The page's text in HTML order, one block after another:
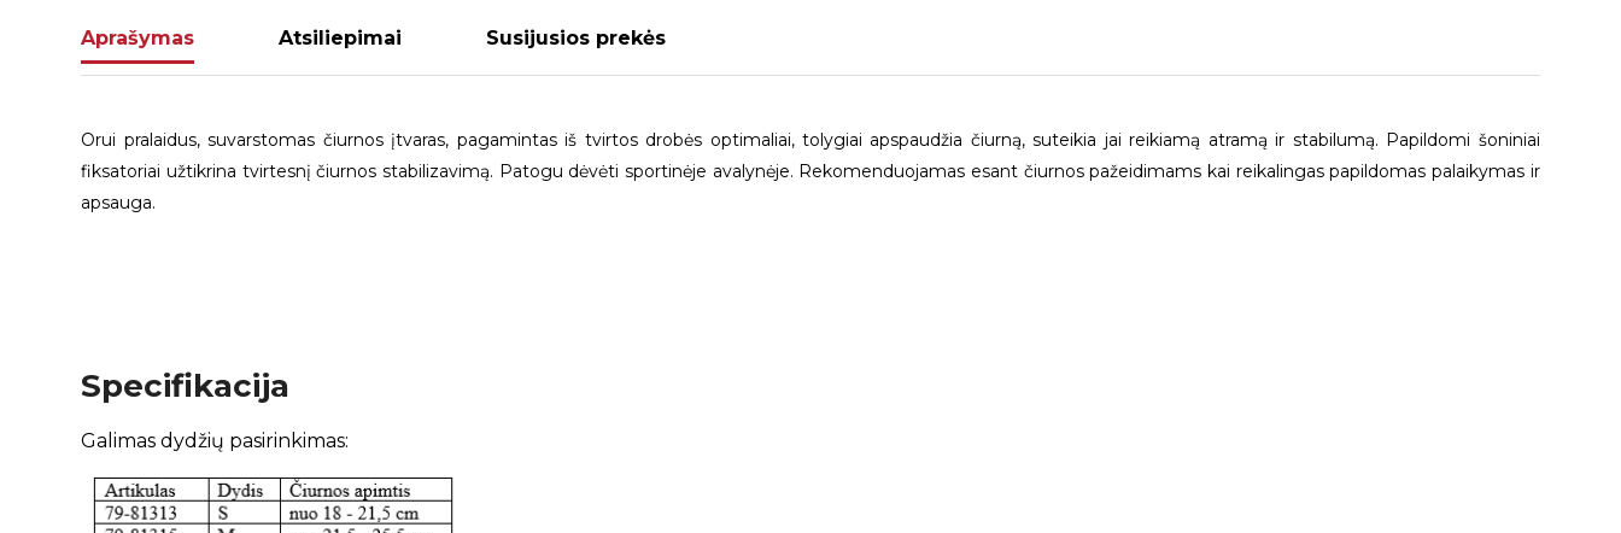
Aprašymas Atsiliepimai Susijusios prekės
Orui pralaidus, suvarstomas čiurnos įtvaras, pagamintas iš tvirtos drobės optimaliai, tolygiai apspaudžia čiurną, suteikia jai reikiamą atramą ir stabilumą. Papildomi šoniniai
fiksatoriai užtikrina tvirtesnį čiurnos stabilizavimą. Patogu dėvėti sportinėje avalynėje. Rekomenduojamas esant čiurnos pažeidimams kai reikalingas papildomas palaikymas ir
apsauga.
Specifikacija
Galimas dydžių pasirinkimas: